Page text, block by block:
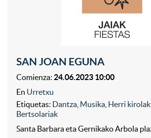
SAN JOAN EGUNA
Comienza: 24.06.2023 10:00
En Urretxu
Etiquetas: Dantza Musika Herri kirolak
Bertsolariak
Santa Barbara eta Gernikako Arbola